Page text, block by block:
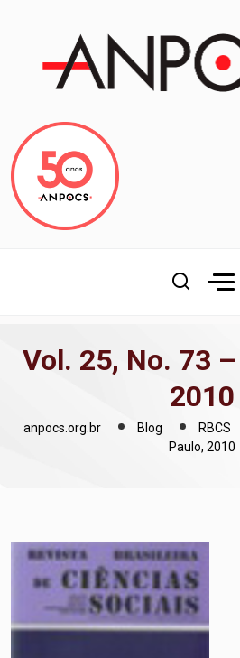
Vol. 25, No. 73
2010
anpocs.org.br Blog RBCS
Paulo, 2010